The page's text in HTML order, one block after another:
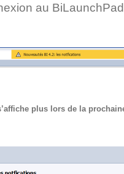
au
plus lors de la